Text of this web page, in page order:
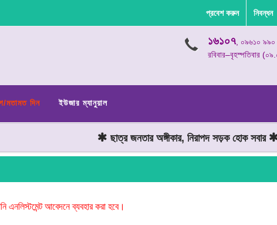
প্রবেশ করুন নিবন্ধন
১৬১০৭, ০৯৬১০
রবিবার–বৃহস্পতিবার
মতামত দিন ইউজার ম্যানুয়াল
ছাত্র জনতার অঙ্গীকার, নিরাপদ সড়ক হোক সবার
আবেদনে ব্যবহার করা হবে।